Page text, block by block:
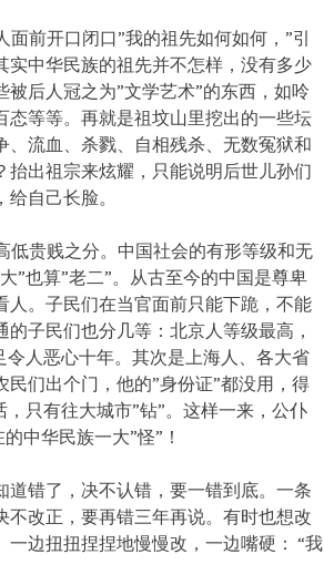
前开口闭口”我的祖先如何如何，”引
中华民族的祖先并不怎样，没有多少
后人冠之为”文学艺术”的东西，如呤
等等。再就是祖坟山里挖出的一些坛
流血、杀戮、自相残杀、无数冤狱和
出祖宗来炫耀，只能说明后世儿孙们
自己长脸。
低贵贱之分。中国社会的有形等级和无
”也算”老二”。从古至今的中国是尊卑
。子民们在当官面前只能下跪，不能
子民们也分几等：北京人等级最高，
人恶心十年。其次是上海人、各大省
们出个门，他的”身份证”都没用，得
只有往大城市”钻”。这样一来，公仆
中华民族一大”怪”！
错了，决不认错，要一错到底。一条
改正，要再错三年再说。有时也想改
边扭扭捏捏地慢慢改，一边嘴硬： “我